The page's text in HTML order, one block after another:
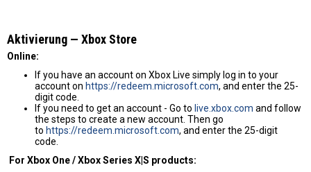
Aktivierung — Хbox Store
Online:
If you have an account on Xbox Live simply log in to your
account on https://redeem.microsoft.com, and enter the 25-
digit code.
If you need to get an account - Go to live.xbox.com and follow
the steps to create a new account. Then go
to https://redeem.microsoft.com, and enter the 25-digit
code.
For Xbox One / Xbox Series X|S products: